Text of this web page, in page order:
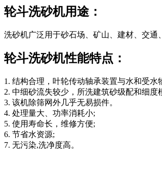
轮斗洗砂机用途：
洗砂机广泛用于砂石场、矿山、建材、交通
轮斗洗砂机性能特点：
1. 结构合理，叶轮传动轴承装置与水和受
2. 中细砂流失较少，所洗建筑砂级配和细度
3. 该机除筛网外几乎无易损件。
4. 处理量大、功率消耗小;
5. 使用寿命长，维修方便;
6. 节省水资源;
7. 无污染,洗净度高。